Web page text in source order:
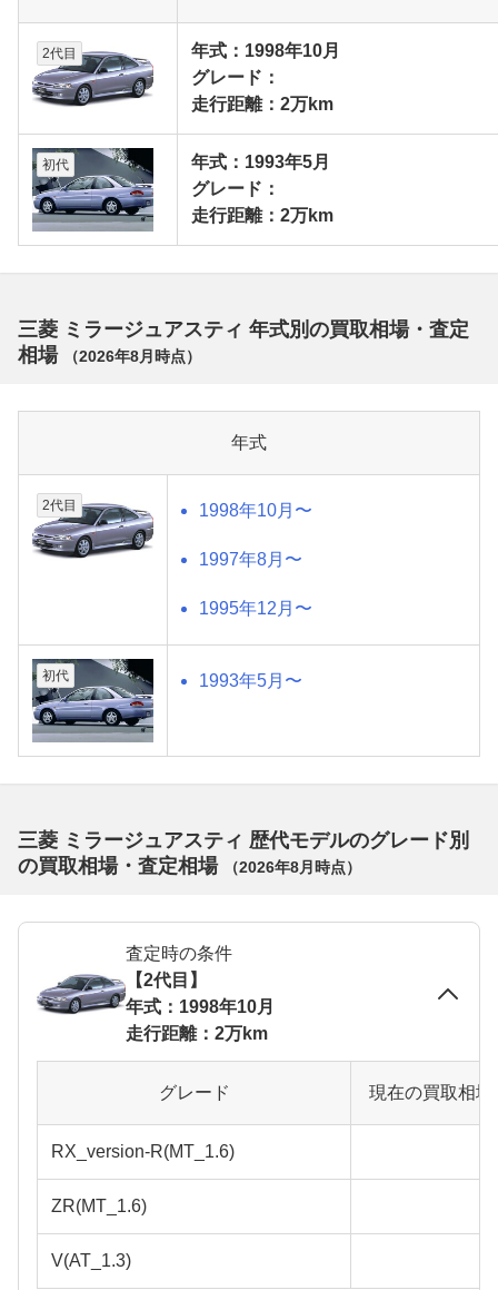
2代目
年式：1998年10月
グレード：
走行距離：2万km
初代
年式：1993年5月
グレード：
走行距離：2万km
三菱 ミラージュアスティ 年式別の買取相場・査定
相場
（2026年8月 時点）
年式
2代目 1998年10月〜
1997年8月〜
1995年12月〜
初代 1993年5月〜
三菱 ミラージュアスティ 歴代モデルのグレード別
の買取相場・査定相場
（2026年8月 時点）
査定時の条件
【2代目】
年式：1998年10月
走行距離：2万km
グレード 現在の買取相
RX_version-R(MT_1.6)
ZR(MT_1.6)
V(AT_1.3)